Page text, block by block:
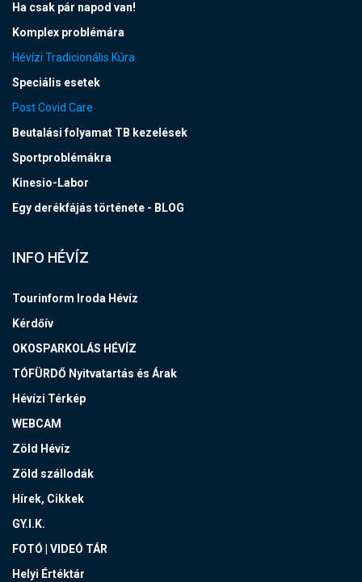
Ha csak pár napod van!
Komplex problémára
Hévízi Tradicionális Kúra
Speciális esetek
Post Covid Care
Beutalási folyamat TB kezelések
Sportproblémákra
Kinesio-Labor
Egy derékfájás története - BLOG
INFO HÉVÍZ
Tourinform Iroda Hévíz
Kérdőív
OKOSPARKOLÁS HÉVÍZ
TÓFÜRDŐ Nyitvatartás és Árak
Hévízi Térkép
WEBCAM
Zöld Hévíz
Zöld szállodák
Hírek, Cikkek
GY.I.K.
FOTÓ | VIDEÓ TÁR
Helyi Értéktár